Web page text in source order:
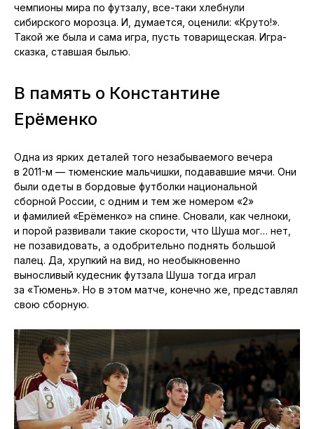
чемпионы мира по футзалу, все-таки хлебнули
сибирского морозца. И, думается, оценили: «Круто!».
Такой же была и сама игра, пусть товарищеская. Игра-
сказка, ставшая былью.
В память о Константине
Ерёменко
Одна из ярких деталей того незабываемого вечера
в 2011-м — тюменские мальчишки, подававшие мячи. Они
были одеты в бордовые футболки национальной
сборной России, с одним и тем же номером «2»
и фамилией «Ерёменко» на спине. Сновали, как челноки,
и порой развивали такие скорости, что Шуша мог… нет,
не позавидовать, а одобрительно поднять большой
палец. Да, хрупкий на вид, но необыкновенно
выносливый кудесник футзала Шуша тогда играл
за «Тюмень». Но в этом матче, конечно же, представлял
свою сборную.